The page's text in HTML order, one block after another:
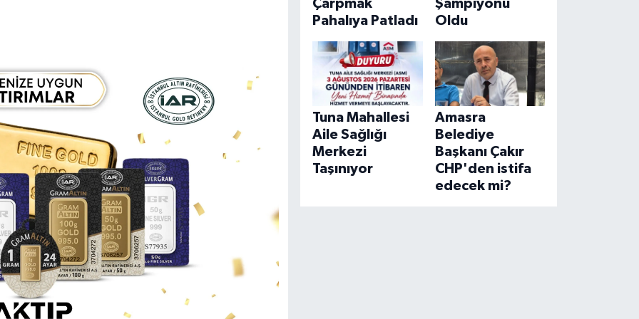
Çarpmak
Pahalıya Patladı
Şampiyonu
Oldu
Tuna Mahallesi
Aile Sağlığı
Merkezi
Taşınıyor
Amasra
Belediye
Başkanı Çakır
CHP'den istifa
edecek mi?